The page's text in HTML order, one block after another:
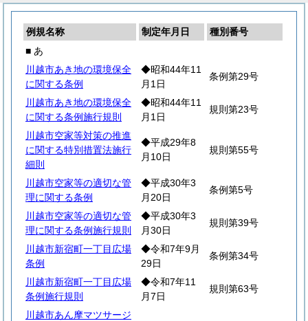
例規名称 制定年月日
種別番号
■ あ
川越市あき地の環境保全
に関する条例
◆昭和44年11
月1日
条例第29号
川越市あき地の環境保全
に関する条例施行規則
◆昭和44年11
月1日
規則第23号
川越市空家等対策の推進
に関する特別措置法施行
細則
◆平成29年8
月10日
規則第55号
川越市空家等の適切な管
理に関する条例
◆平成30年3
月20日
条例第5号
川越市空家等の適切な管
理に関する条例施行規則
◆平成30年3
月30日
規則第39号
川越市新宿町一丁目広場
条例
◆令和7年9月
29日
条例第34号
川越市新宿町一丁目広場
条例施行規則
◆令和7年11
月7日
規則第63号
川越市あん摩マツサージ